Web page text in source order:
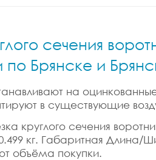
сечения
по Брянске и
на
в существующие
круглого сечения
кг. Габаритная
объёма покупки.